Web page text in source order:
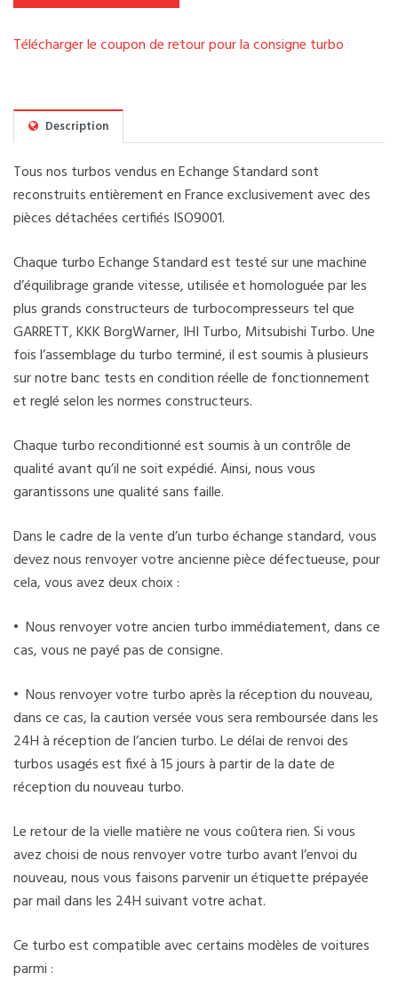
Télécharger le coupon de retour pour la consigne turbo
Description
Tous nos turbos vendus en Echange Standard sont
reconstruits entièrement en France exclusivement avec des
pièces détachées certifiés ISO9001.
Chaque turbo Echange Standard est testé sur une machine
d’équilibrage grande vitesse, utilisée et homologuée par les
plus grands constructeurs de turbocompresseurs tel que
GARRETT, KKK BorgWarner, IHI Turbo, Mitsubishi Turbo. Une
fois l’assemblage du turbo terminé, il est soumis à plusieurs
sur notre banc tests en condition réelle de fonctionnement
et reglé selon les normes constructeurs.
Chaque turbo reconditionné est soumis à un contrôle de
qualité avant qu’il ne soit expédié. Ainsi, nous vous
garantissons une qualité sans faille.
Dans le cadre de la vente d’un turbo échange standard, vous
devez nous renvoyer votre ancienne pièce défectueuse, pour
cela, vous avez deux choix :
• Nous renvoyer votre ancien turbo immédiatement, dans ce
cas, vous ne payé pas de consigne.
• Nous renvoyer votre turbo après la réception du nouveau,
dans ce cas, la caution versée vous sera remboursée dans les
24H à réception de l’ancien turbo. Le délai de renvoi des
turbos usagés est fixé à 15 jours à partir de la date de
réception du nouveau turbo.
Le retour de la vielle matière ne vous coûtera rien. Si vous
avez choisi de nous renvoyer votre turbo avant l’envoi du
nouveau, nous vous faisons parvenir un étiquette prépayée
par mail dans les 24H suivant votre achat.
Ce turbo est compatible avec certains modèles de voitures
parmi :